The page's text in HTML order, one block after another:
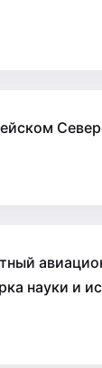
науки и